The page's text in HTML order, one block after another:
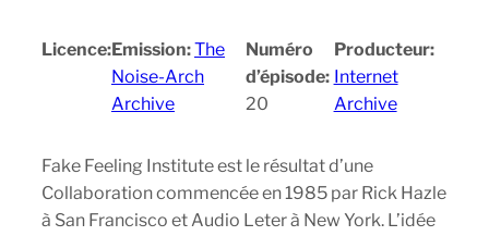
Licence: Emission:The
Noise-Arch
Archive
Numéro
d’épisode:
20
Producteur:
Internet
Archive
Fake Feeling Institute est le résultat d’une
Collaboration commencée en 1985 par Rick Hazle
à San Francisco et Audio Leter à New York. L’idée